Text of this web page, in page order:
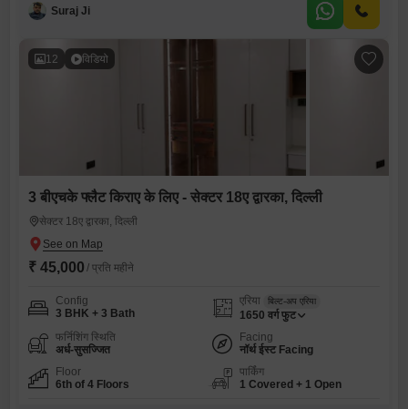
Suraj Ji
12 विडियो
3 बीएचके फ्लैट किराए के लिए - सेक्टर 18ए द्वारका, दिल्ली
सेक्टर 18ए द्वारका, दिल्ली
₹ 45,000 / प्रति महीने
Config
3 BHK + 3 Bath
एरिया बिल्ट-अप एरिया
1650 वर्ग फुट
फर्निशिंग स्थिति
अर्ध-सुसज्जित
Facing
नॉर्थ ईस्ट Facing
Floor
6th of 4 Floors
पार्किंग
1 Covered + 1 Open